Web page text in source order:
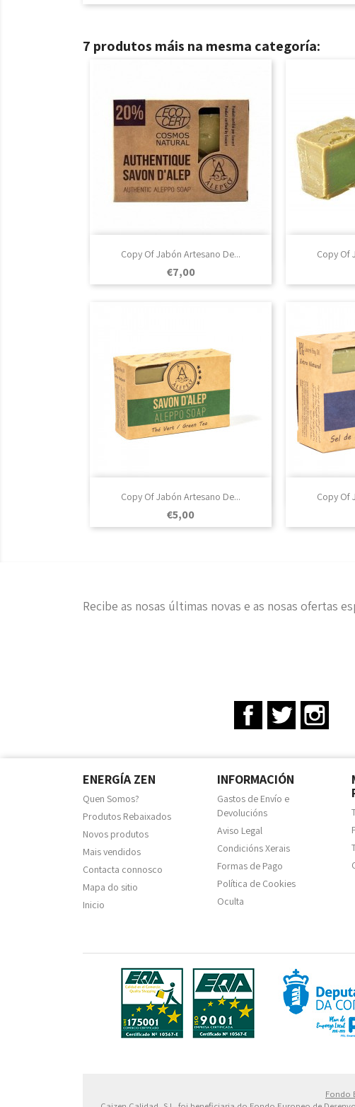
7 produtos máis na mesma categoría:
Copy Of Jabón Artesano De...
Prezo
€7,00
Vista rápida Copy Of

Copy Of Jabón Artesano De...
Prezo
€5,00
Vista rápida Copy Of

Recibe as nosas últimas novas e as nosas ofertas
FacebookTwitter
ENERGÍA ZEN
Quen Somos?
Produtos Rebaixados
Novos produtos
Mais vendidos
Contacta connosco
Mapa do sitio
Inicio
INFORMACIÓN
Gastos de Envío e
Devolucións
Aviso Legal
Condicións Xerais
Formas de Pago
Política de Cookies
Oculta
Fondo